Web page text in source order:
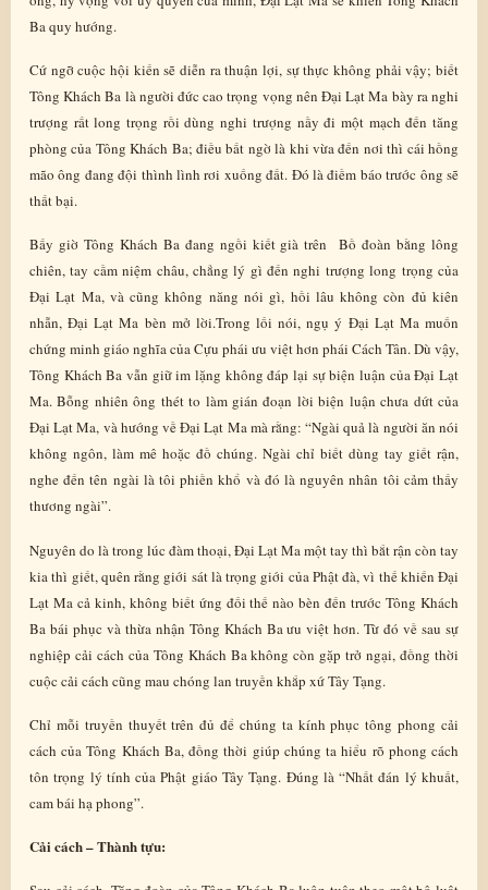
Ba quy hướng.
Cứ ngỡ cuộc hội kiến sẽ diễn ra thuận lợi, sự thực không phải vậy; biết
Tông Khách Ba là người đức cao trọng vọng nên Đại Lạt Ma bày ra nghi
trượng rất long trọng rồi dùng nghi trượng nầy đi một mạch đến tăng
phòng của Tông Khách Ba; điều bất ngờ là khi vừa đến nơi thì cái hồng
mão ông đang đội thình lình rơi xuống đất. Đó là điềm báo trước ông sẽ
thất bại.
Bấy giờ Tông Khách Ba đang ngồi kiết già trên Bồ đoàn bằng lông
chiên, tay cầm niệm châu, chẳng lý gì đến nghi trượng long trọng của
Đại Lạt Ma, và cũng không năng nói gì, hồi lâu không còn đủ kiên
nhẫn, Đại Lạt Ma bèn mở lời.Trong lối nói, ngụ ý Đại Lạt Ma muốn
chứng minh giáo nghĩa của Cựu phái ưu việt hơn phái Cách Tân. Dù vậy,
Tông Khách Ba vẫn giữ im lặng không đáp lại sự biện luận của Đại Lạt
Ma. Bỗng nhiên ông thét to làm gián đoạn lời biện luận chưa dứt của
Đại Lạt Ma, và hướng về Đại Lạt Ma mà rằng: “Ngài quả là người ăn nói
không ngôn, làm mê hoặc đồ chúng. Ngài chỉ biết dùng tay giết rận,
nghe đến tên ngài là tôi phiền khổ và đó là nguyên nhân tôi cảm thấy
thương ngài”.
Nguyên do là trong lúc đàm thoại, Đại Lạt Ma một tay thì bắt rận còn tay
kia thì giết, quên rằng giới sát là trọng giới của Phật đà, vì thế khiến Đại
Lạt Ma cả kinh, không biết ứng đối thế nào bèn đến trước Tông Khách
Ba bái phục và thừa nhận Tông Khách Ba ưu việt hơn. Từ đó về sau sự
nghiệp cải cách của Tông Khách Ba không còn gặp trở ngại, đồng thời
cuộc cải cách cũng mau chóng lan truyền khắp xứ Tây Tạng.
Chỉ mỗi truyền thuyết trên đủ để chúng ta kính phục tông phong cải
cách của Tông Khách Ba, đồng thời giúp chúng ta hiểu rõ phong cách
tôn trọng lý tính của Phật giáo Tây Tạng. Đúng là “Nhất đán lý khuất,
cam bái hạ phong”.
Cải cách – Thành tựu: